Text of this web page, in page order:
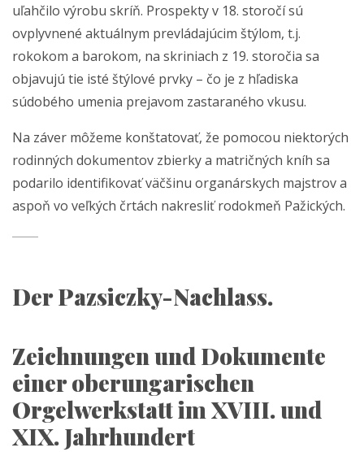
uľahčilo výrobu skríň. Prospekty v 18. storočí sú
ovplyvnené aktuálnym prevládajúcim štýlom, t.j.
rokokom a barokom, na skriniach z 19. storočia sa
objavujú tie isté štýlové prvky – čo je z hľadiska
súdobého umenia prejavom zastaraného vkusu.
Na záver môžeme konštatovať, že pomocou niektorých
rodinných dokumentov zbierky a matričných kníh sa
podarilo identifikovať väčšinu organárskych majstrov a
aspoň vo veľkých črtách nakresliť rodokmeň Pažických.
Der Pazsiczky-Nachlass.
Zeichnungen und Dokumente
einer oberungarischen
Orgelwerkstatt im XVIII. und
XIX. Jahrhundert